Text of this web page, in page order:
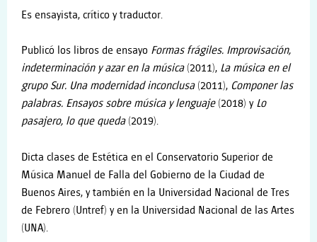
Es ensayista, crítico y traductor.
Publicó los libros de ensayo Formas frágiles. Improvisación,
indeterminación y azar en la música(2011), La música en el
grupo Sur. Una modernidad inconclusa(2011), Componer las
palabras. Ensayos sobre música y lenguaje(2018) y Lo
pasajero, lo que queda (2019).
Dicta clases de Estética en el Conservatorio Superior de
Música Manuel de Falla del Gobierno de la Ciudad de
Buenos Aires, y también en la Universidad Nacional de Tres
de Febrero (Untref) y en la Universidad Nacional de las Artes
(UNA).